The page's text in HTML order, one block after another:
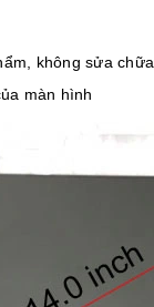
không sửa chữa
màn hình